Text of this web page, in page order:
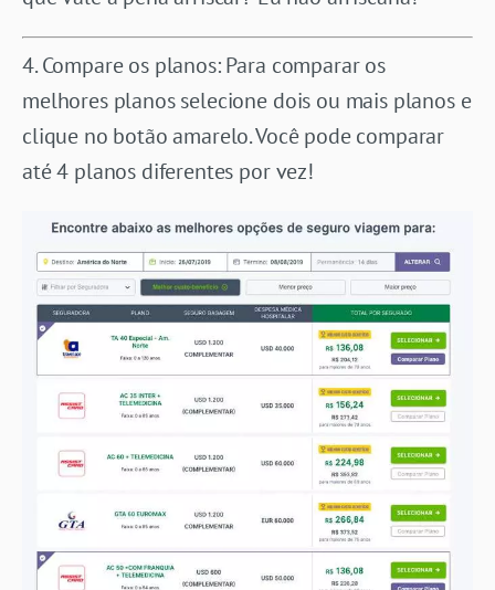
4. Compare os planos: Para comparar os
melhores planos selecione dois ou mais planos e
clique no botão amarelo. Você pode comparar
até 4 planos diferentes por vez!